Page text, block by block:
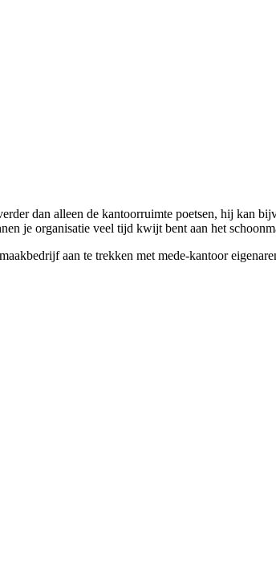
dan alleen de kantoorruimte poetsen, hij kan
je organisatie veel tijd kwijt bent aan het
aan te trekken met mede-kantoor